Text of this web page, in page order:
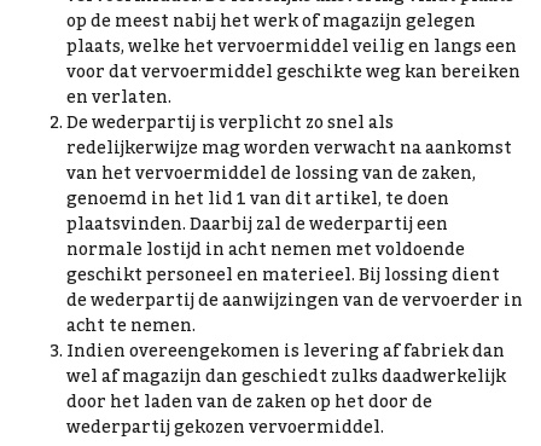
op de meest nabij het werk of magazijn gelegen
plaats, welke het vervoermiddel veilig en langs een
voor dat vervoermiddel geschikte weg kan bereiken
en verlaten.
De wederpartij is verplicht zo snel als
redelijkerwijze mag worden verwacht na aankomst
van het vervoermiddel de lossing van de zaken,
genoemd in het lid 1 van dit artikel, te doen
plaatsvinden. Daarbij zal de wederpartij een
normale lostijd in acht nemen met voldoende
geschikt personeel en materieel. Bij lossing dient
de wederpartij de aanwijzingen van de vervoerder in
acht te nemen.
Indien overeengekomen is levering af fabriek dan
wel af magazijn dan geschiedt zulks daadwerkelijk
door het laden van de zaken op het door de
wederpartij gekozen vervoermiddel.